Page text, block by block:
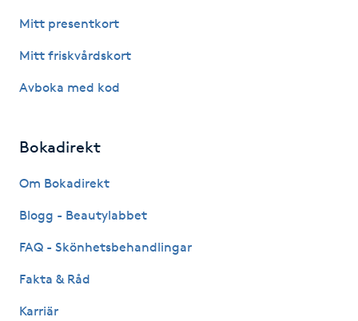
Kosmetisk tatuering
Kostrådgivning
Kroppspeeling
Kärlbehandling
Laserbehandling
Mitt presentkort
Mitt friskvårdskort
Avboka med kod
Bokadirekt
Om Bokadirekt
Blogg - Beautylabbet
FAQ - Skönhetsbehandlingar
Fakta & Råd
Karriär